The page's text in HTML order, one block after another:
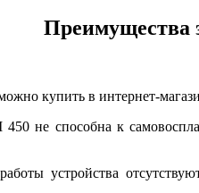
Преимущества
купить в интернет-
450 не способна к
устройства